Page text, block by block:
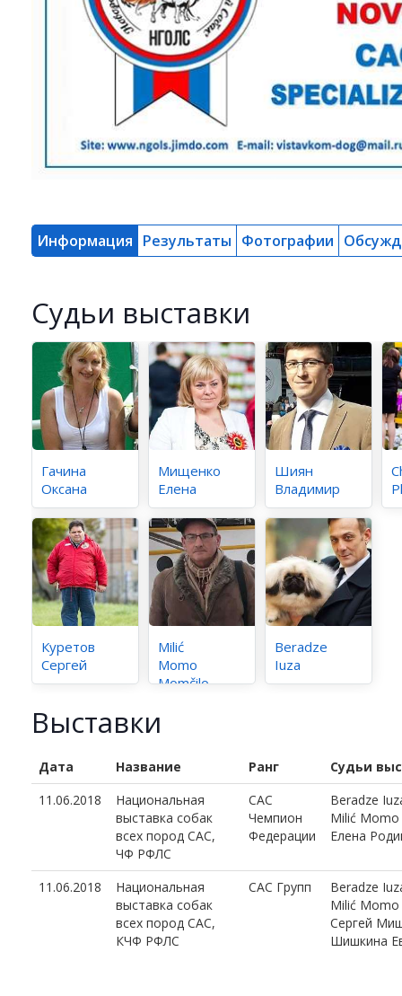
Информация Результаты Фотографии
Cудьи выставки
Гачина
Оксана
Мищенко
Елена
Шиян
Владимир
Куретов
Сергей
Milić
Momo
Momčilo
Beradze
Iuza
Выставки
Дата Название Ранг
Судьи
11.06.2018
Национальная
выставка собак
всех пород САС,
ЧФ РФЛС
CAC
Чемпион
Федерации
Beradze
Milić
Елена
11.06.2018
Национальная
выставка собак
всех пород САС,
КЧФ РФЛС
CAC Групп
Beradze
Milić
Сергей
Шишкина